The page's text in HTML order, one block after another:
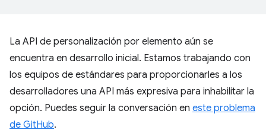
La API de personalización por elemento aún se
encuentra en desarrollo inicial. Estamos trabajando con
los equipos de estándares para proporcionarles a los
desarrolladores una API más expresiva para inhabilitar la
opción. Puedes seguir la conversación en este problema
de GitHub.